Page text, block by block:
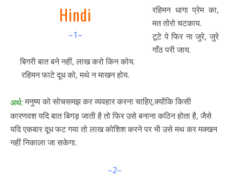
रहिमन धागा प्रेम का,
मत तोरो चटकाय.
टूटे पे फिर ना जुरे, जुरे
गाँठ परी जाय.
Hindi
–1–
बिगरी बात बने नहीं, लाख करो किन कोय.
रहिमन फाटे दूध को, मथे न माखन होय.
अर्थ:मनुष्य को सोचसमझ कर व्यवहार करना चाहिए,क्योंकि किसी
कारणवश यदि बात बिगड़ जाती है तो फिर उसे बनाना कठिन होता है, जैसे
यदि एकबार दूध फट गया तो लाख कोशिश करने पर भी उसे मथ कर मक्खन
नहीं निकाला जा सकेगा.
–2–